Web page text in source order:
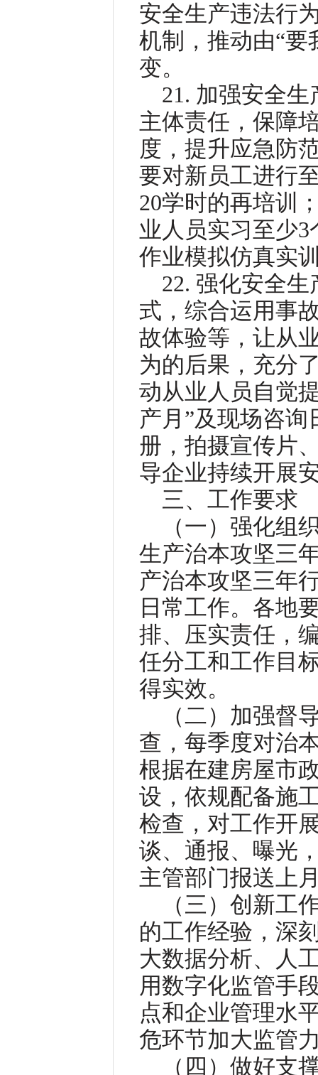
安全生产违法行
机制，推动由“要
变。
21. 加强安全
主体责任，保障
度，提升应急防
要对新员工进行
20学时的再培训
业人员实习至少
作业模拟仿真实
22. 强化安全
式，综合运用事
故体验等，让从
为的后果，充分
动从业人员自觉
产月”及现场咨
册，拍摄宣传片
导企业持续开展
三、工作要求
（一）强化组
生产治本攻坚三
产治本攻坚三年
日常工作。各地
排、压实责任，
任分工和工作目
得实效。
（二）加强督
查，每季度对治
根据在建房屋市
设，依规配备施
检查，对工作开
谈、通报、曝光
主管部门报送上
（三）创新工
的工作经验，深
大数据分析、人
用数字化监管手
点和企业管理水
危环节加大监管
（四）做好支